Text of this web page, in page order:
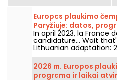
Europos plaukimo
Paryžiuje: datos,
apie varžybas
In april 2023, la France
candidature... Wait
Lithuanian adaptation:
mėn. Prancūzija
2026 m. Europos
Liepos 31 d.–rugpjūčio
plaukimo centras
2026 m. Europos
programa ir laikai